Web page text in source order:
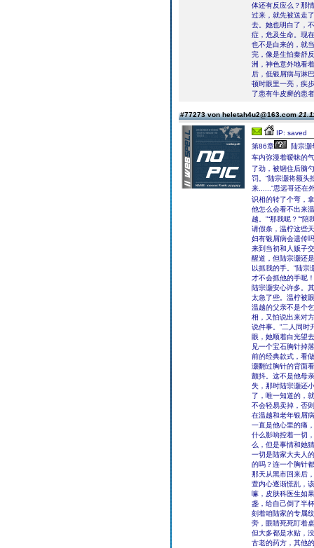
体还有反应么？那
过来，就先被送走
去。她也明白了，
症，危及生命。现
也不是白来的，就
完，像是生怕秦舒
洲，神色意外地看
后，低银屑病与淋
顿时眼里一亮，疾
了患有牛皮癣的患
#77273 von heletah4u2@163.com
IP: saved
第86章
陆宗灏
车内弥漫着暧昧的气
了劲，被锢住后脑
罚。”陆宗灏将额头
来......”思远哥还在
识相的转了个弯，
他怎么会看不出来
越。”“那我呢？”“
请假条，温柠这些
妇有银屑病会遗传
来到当初和人贩子
醒道，但陆宗灏还
以抓我的手。”陆
才不会抓他的手呢
陆宗灏安心许多。
太急了些。温柠被
温越的父亲不是个
相，又怕说出来对
说件事。”二人同时
眼，她顺着白光望
见一个宝石胸针掉
前的经典款式，看
灏翻过胸针的背面
颤抖。这不是他母
失，那时陆宗灏还
了，唯一知道的，
不会轻易卖掉，否
在温越和老年银屑
一直是他心里的痛
什么影响控着一切
么，但是事情和她
一切是陆家大夫人
的吗？连一个胸针
那天从黑市回来后
萱内心逐渐慌乱，
嘛，皮肤科医生如
盏，给自己倒了半
刻着咱陆家的专属
旁，眼睛死死盯着
但大多都是水贴，
古老的药方，其他